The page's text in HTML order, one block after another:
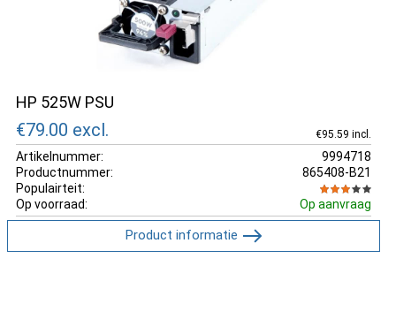
HP 525W PSU
€79.00 excl. €95.59 incl.
Artikelnummer:
9994718
Productnummer:
865408-B21
Populairteit:
Op voorraad:
Op aanvraag
Product informatie